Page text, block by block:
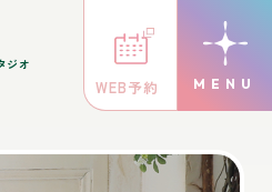
ジオ
WEB予約